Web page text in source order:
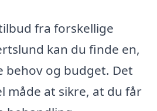
fra forskellige
kan du finde en,
behov og budget. Det
måde at sikre, at du får